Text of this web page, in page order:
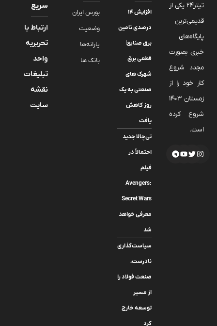
تیتر24 یکی از
قدیمی‌ترین
پایگاه‌های
خبری بصورت
مجدد شروع
کار خود را از
زمستان 1403
شروع کرده
است.
افزایش ۱۴
درصدی تامین
برق صنایع|
قطعی برق
شهرک های
صنعتی به یک
روز کاهش
یافت
تی‌چالا جدید
احتمالاً در
فیلم
Avengers:
Secret Wars
معرفی خواهد
شد
سیاست‌گذاری‌های
نادرست،
صنعت فولاد را
از مسیر
توسعه خارج
کرد
بورس ایران
وضعیت
یارانه‌ها
بانک ها
سریع
ارتباط با
تحریریه
واحد
تبلیغات
نقشه
سایت